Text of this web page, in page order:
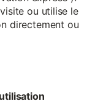
ou utilise le
directement ou